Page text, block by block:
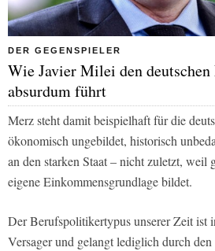
DER GEGENSPIELER
Wie Javier Milei den deutschen
absurdum führt
Merz steht damit beispielhaft für die
ökonomisch ungebildet, historisch
an den starken Staat – nicht zuletzt, weil
eigene Einkommensgrundlage bildet.
Der Berufspolitikertypus unserer Zeit ist
Versager und gelangt lediglich durch